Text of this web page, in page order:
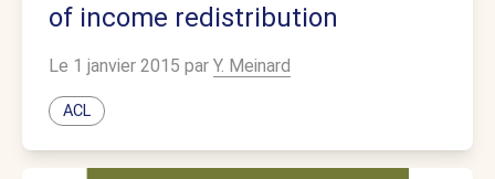
of income redistribution
Le 1 janvier 2015 par Y. Meinard
ACL